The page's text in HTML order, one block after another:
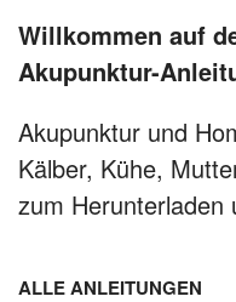
Willkommen auf
Akupunktur-
Akupunktur und
Kälber, Kühe,
zum Herunterladen
ALLE ANLEITUNGEN